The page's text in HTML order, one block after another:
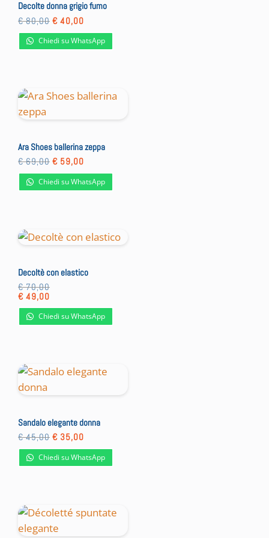
Decolte donna grigio fumo
€80,00 Il
prezzo
originale
era:
€ 40,00
attuale
è:
Chiedi su WhatsApp
Ara Shoes ballerina zeppa
€69,00 Il
prezzo
originale
era:
€ 59,00
attuale
è:
Chiedi su WhatsApp
Decoltè con elastico
€70,00
€ 49,00
Chiedi su WhatsApp
Sandalo elegante donna
€45,00 Il
prezzo
originale
era:
€ 35,00
attuale
è:
Chiedi su WhatsApp